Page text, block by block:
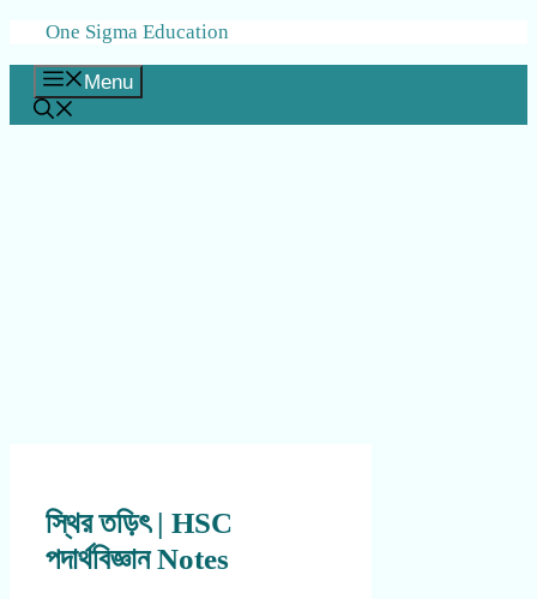
Skip
content
One Sigma Education
Menu
স্থির তড়িৎ | HSC
পদার্থবিজ্ঞান Notes